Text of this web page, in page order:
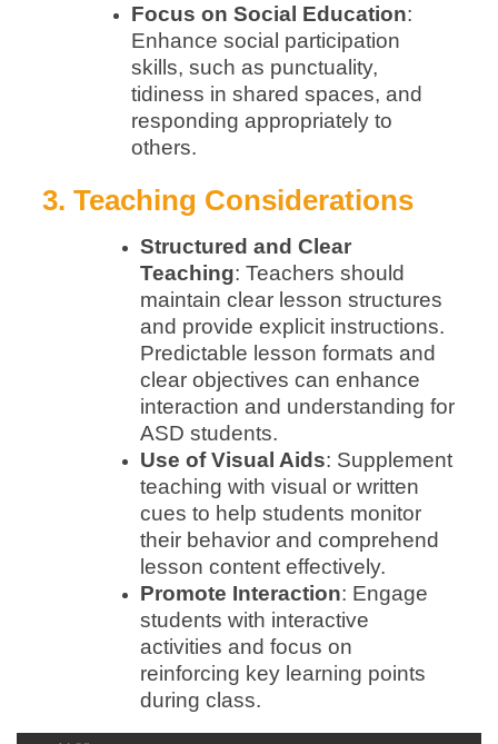
Focus on Social Education:
Enhance social participation
skills, such as punctuality,
tidiness in shared spaces, and
responding appropriately to
others.
3. Teaching Considerations
Structured and Clear
Teaching: Teachers should
maintain clear lesson structures
and provide explicit instructions.
Predictable lesson formats and
clear objectives can enhance
interaction and understanding for
ASD students.
Use of Visual Aids: Supplement
teaching with visual or written
cues to help students monitor
their behavior and comprehend
lesson content effectively.
Promote Interaction: Engage
students with interactive
activities and focus on
reinforcing key learning points
during class.